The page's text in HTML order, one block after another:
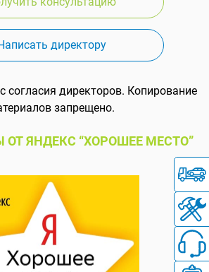
директору
директоров. Копирование
запрещено.
ЯНДЕКС “ХОРОШЕЕ МЕСТО”